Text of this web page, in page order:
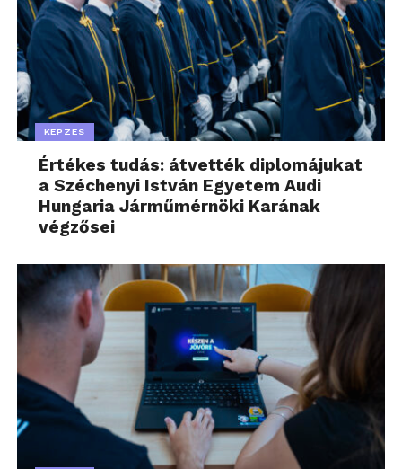
KÉPZÉS
Értékes tudás: átvették diplomájukat
a Széchenyi István Egyetem Audi
Hungaria Járműmérnöki Karának
végzősei